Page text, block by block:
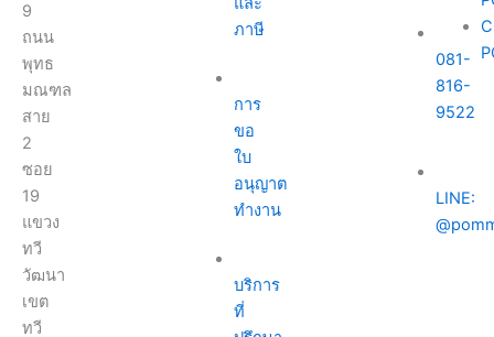
9
ถนน
พุทธ
มณฑล
สาย
2
ซอย
19
แขวง
ทวี
วัฒนา
เขต
ทวี
ภาษี
การ
ขอ
ใบ
อนุญาต
ทำงาน
บริการ
ที่
081-
816-
9522
LINE: